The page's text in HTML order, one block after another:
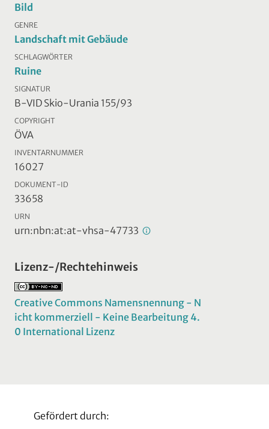
Bild
GENRE
Landschaft mit Gebäude
SCHLAGWÖRTER
Ruine
SIGNATUR
B-VID Skio-Urania 155/93
COPYRIGHT
ÖVA
INVENTARNUMMER
16027
DOKUMENT-ID
33658
URN
urn:nbn:at:at-vhsa-47733
Lizenz-/Rechtehinweis
Creative Commons Namensnennung - N
icht kommerziell - Keine Bearbeitung 4.
0 International Lizenz
Gefördert durch: